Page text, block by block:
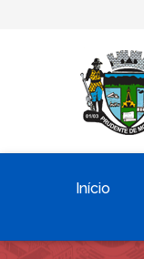
Início